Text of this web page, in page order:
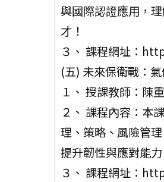
與國際認證應用，
才！
３、 課程網址：
(五) 未來保衛戰：
１、 授課教師：陳
２、 課程內容：本
理、策略、風險管
提升韌性與應對能力
３、 課程網址：